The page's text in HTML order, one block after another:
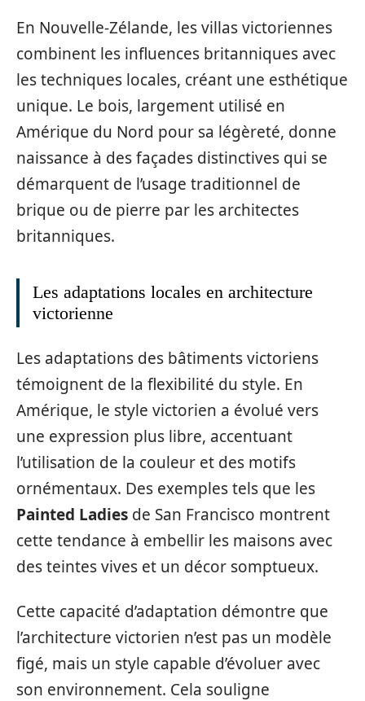
En Nouvelle-Zélande, les villas victoriennes
combinent les influences britanniques avec
les techniques locales, créant une esthétique
unique. Le bois, largement utilisé en
Amérique du Nord pour sa légèreté, donne
naissance à des façades distinctives qui se
démarquent de l’usage traditionnel de
brique ou de pierre par les architectes
britanniques.
Les adaptations locales en architecture
victorienne
Les adaptations des bâtiments victoriens
témoignent de la flexibilité du style. En
Amérique, le style victorien a évolué vers
une expression plus libre, accentuant
l’utilisation de la couleur et des motifs
ornémentaux. Des exemples tels que les
Painted Ladies de San Francisco montrent
cette tendance à embellir les maisons avec
des teintes vives et un décor somptueux.
Cette capacité d’adaptation démontre que
l’architecture victorien n’est pas un modèle
figé, mais un style capable d’évoluer avec
son environnement. Cela souligne